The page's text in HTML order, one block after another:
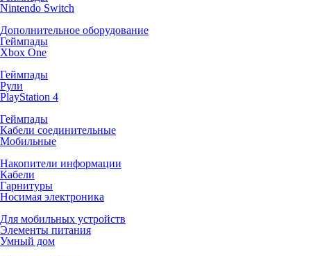
Nintendo Switch
Дополнительное оборудование
Геймпады
Xbox One
Геймпады
Рули
PlayStation 4
Геймпады
Кабели соединительные
Мобильные
Накопители информации
Кабели
Гарнитуры
Носимая электроника
Для мобильных устройств
Элементы питания
Умный дом